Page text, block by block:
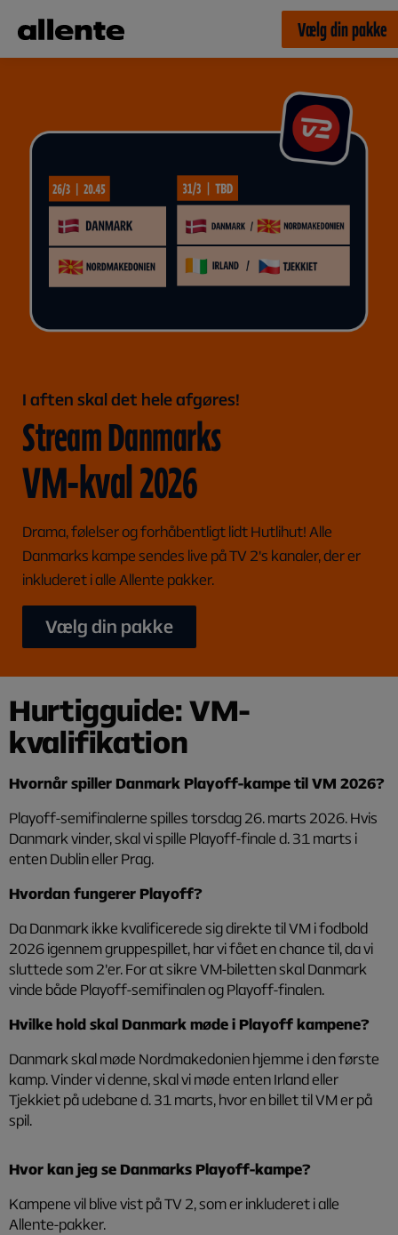
Vælg din pakke
I aften skal det hele afgøres!
Stream Danmarks
VM-kval 2026
Drama, følelser og forhåbentligt lidt Hutlihut! Alle
Danmarks kampe sendes live på TV 2's kanaler, der er
inkluderet i alle Allente pakker.
Vælg din pakke
Hurtigguide: VM-
kvalifikation
Hvornår spiller Danmark Playoff-kampe til VM 2026?
Playoff-semifinalerne spilles torsdag 26. marts 2026. Hvis
Danmark vinder, skal vi spille Playoff-finale d. 31 marts i
enten Dublin eller Prag.
Hvordan fungerer Playoff?
Da Danmark ikke kvalificerede sig direkte til VM i fodbold
2026 igennem gruppespillet, har vi fået en chance til, da vi
sluttede som 2'er. For at sikre VM-biletten skal Danmark
vinde både Playoff-semifinalen og Playoff-finalen.
Hvilke hold skal Danmark møde i Playoff kampene?
Danmark skal møde Nordmakedonien hjemme i den første
kamp. Vinder vi denne, skal vi møde enten Irland eller
Tjekkiet på udebane d. 31 marts, hvor en billet til VM er på
spil.
Hvor kan jeg se Danmarks Playoff-kampe?
Kampene vil blive vist på TV 2, som er inkluderet i alle
Allente-pakker.